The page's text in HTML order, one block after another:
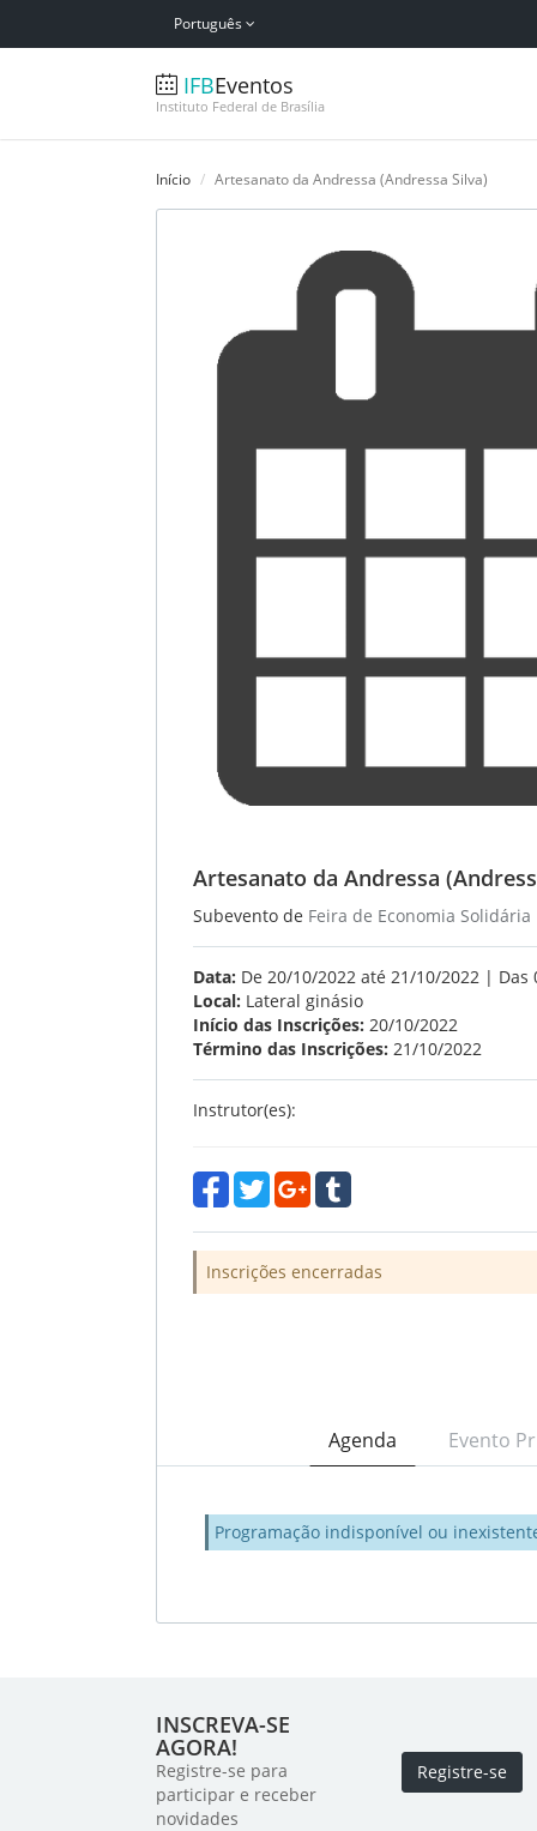
Português
IFBEventos
Instituto Federal de Brasília
Início Artesanato da Andressa (Andressa Silva)
Artesanato da Andressa
Subevento de Feira de Economia Solidária
Data: De 20/10/2022 até 21/10/2022 | Das
Local: Lateral ginásio
Início das Inscrições: 20/10/2022
Término das Inscrições: 21/10/2022
Instrutor(es):
Inscrições encerradas
Agenda Evento
Programação indisponível ou
INSCREVA-SE
AGORA!
Registre-se para
participar e receber
novidades
Registre-se